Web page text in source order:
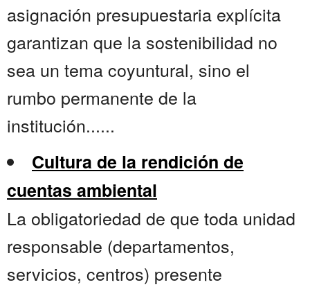
asignación presupuestaria explícita
garantizan que la sostenibilidad no
sea un tema coyuntural, sino el
rumbo permanente de la
institución......
Cultura de la rendición de
cuentas ambiental
La obligatoriedad de que toda unidad
responsable (departamentos,
servicios, centros) presente